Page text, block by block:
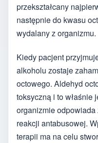
przekształcany
następnie do kwasu
wydalany z organizmu.
Kiedy pacjent
alkoholu zostaje
octowego. Aldehyd
toksyczną i to właśnie
organizmie
reakcji antabusowej.
terapii ma na celu